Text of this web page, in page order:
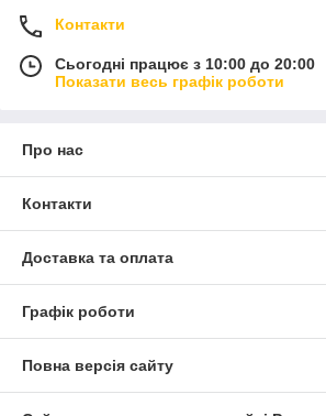
Контакти
Сьогодні працює з 10:00 до 20:00
Показати весь графік роботи
Про нас
Контакти
Доставка та оплата
Графік роботи
Повна версія сайту